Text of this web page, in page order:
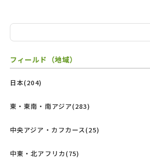
フィールド（地域）
日本(204)
東・東南・南アジア(283)
中央アジア・カフカース(25)
中東・北アフリカ(75)